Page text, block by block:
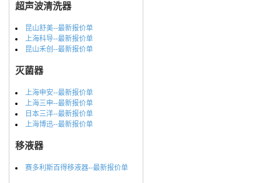
超声波清洗器
昆山舒美--最新报价单
上海科导--最新报价单
昆山禾创--最新报价单
灭菌器
上海申安--最新报价单
上海三申--最新报价单
日本三洋--最新报价单
上海博迅--最新报价单
移液器
赛多利斯百得移液器--最新报价单